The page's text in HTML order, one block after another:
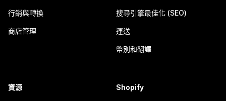
行銷與轉換
商店管理
搜尋引擎最佳化 (SEO)
運送
幣別和翻譯
資源 Shopify